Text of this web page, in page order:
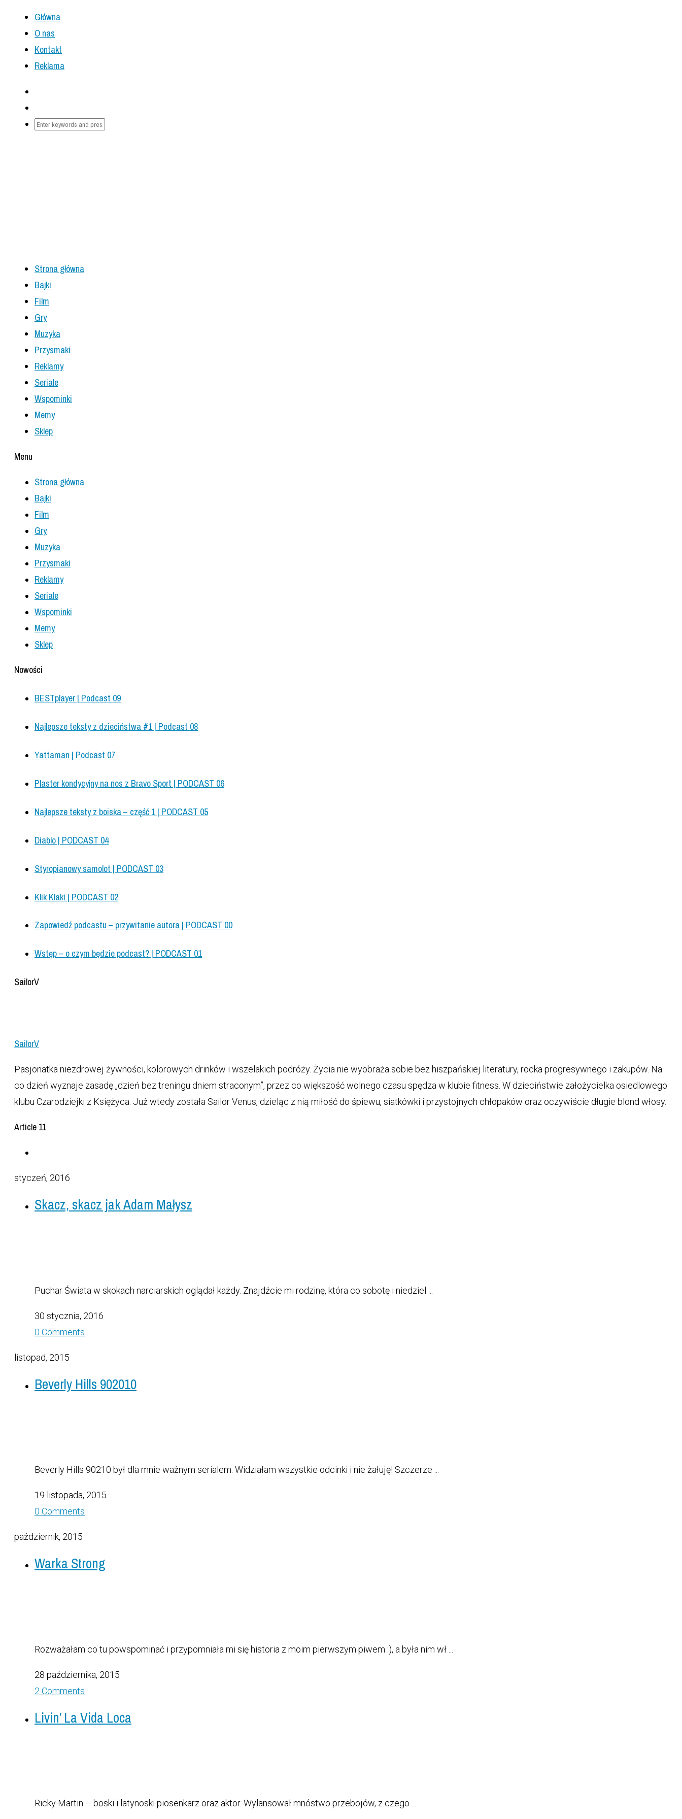
Główna
O nas
Kontakt
Reklama
Strona główna
Bajki
Film
Gry
Muzyka
Przysmaki
Reklamy
Seriale
Wspominki
Memy
Sklep
Menu
Strona główna
Bajki
Film
Gry
Muzyka
Przysmaki
Reklamy
Seriale
Wspominki
Memy
Sklep
Nowości
BESTplayer | Podcast 09
Najlepsze teksty z dzieciństwa #1 | Podcast 08
Yattaman | Podcast 07
Plaster kondycyjny na nos z Bravo Sport | PODCAST 06
Najlepsze teksty z boiska – część 1 | PODCAST 05
Diablo | PODCAST 04
Styropianowy samolot | PODCAST 03
Klik Klaki | PODCAST 02
Zapowiedź podcastu – przywitanie autora | PODCAST 00
Wstęp – o czym będzie podcast? | PODCAST 01
SailorV
SailorV
Pasjonatka niezdrowej żywności, kolorowych drinków i wszelakich podróży. Życia nie wyobraża sobie bez hiszpańskiej literatury, rocka progresywnego i zakupów. Na
co dzień wyznaje zasadę „dzień bez treningu dniem straconym”, przez co większość wolnego czasu spędza w klubie fitness. W dzieciństwie założycielka osiedlowego
klubu Czarodziejki z Księżyca. Już wtedy została Sailor Venus, dzieląc z nią miłość do śpiewu, siatkówki i przystojnych chłopaków oraz oczywiście długie blond włosy.
Article 11
styczeń, 2016
Skacz, skacz jak Adam Małysz
Puchar Świata w skokach narciarskich oglądał każdy. Znajdźcie mi rodzinę, która co sobotę i niedziel ...
30 stycznia, 2016
0 Comments
listopad, 2015
Beverly Hills 902010
Beverly Hills 90210 był dla mnie ważnym serialem. Widziałam wszystkie odcinki i nie żałuję! Szczerze ...
19 listopada, 2015
0 Comments
październik, 2015
Warka Strong
Rozważałam co tu powspominać i przypomniała mi się historia z moim pierwszym piwem :), a była nim wł ...
28 października, 2015
2 Comments
Livin’ La Vida Loca
Ricky Martin – boski i latynoski piosenkarz oraz aktor. Wylansował mnóstwo przebojów, z czego ...